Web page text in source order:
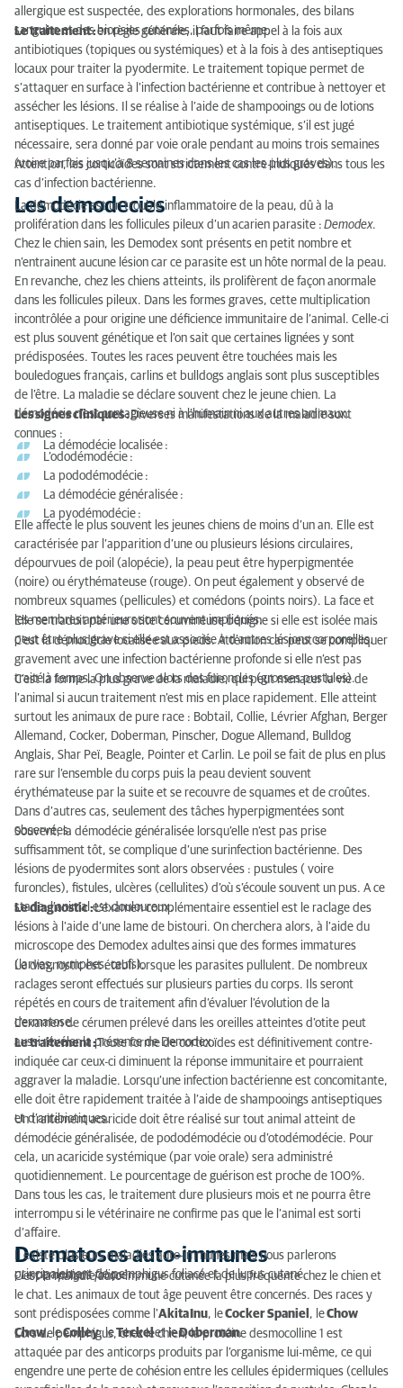
allergique est suspectée, des explorations hormonales, des bilans
sanguins et des biopsies cutanées, parfois même.
Le traitement :en règle générale, il faut faire appel à la fois aux
antibiotiques (topiques ou systémiques) et à la fois à des antiseptiques
locaux pour traiter la pyodermite. Le traitement topique permet de
s’attaquer en surface à l’infection bactérienne et contribue à nettoyer et
assécher les lésions. Il se réalise à l’aide de shampooings ou de lotions
antiseptiques. Le traitement antibiotique systémique, s’il est jugé
nécessaire, sera donné par voie orale pendant au moins trois semaines
(voire parfois jusqu’à 8 semaines dans les cas les plus graves).
Attention, les corticoïdes sont strictement contre-indiqués dans tous les
cas d’infection bactérienne.
Les demodecies
La démodécie est un trouble inflammatoire de la peau, dû à la
prolifération dans les follicules pileux d’un acarien parasite : Demodex.
Chez le chien sain, les Demodex sont présents en petit nombre et
n’entrainent aucune lésion car ce parasite est un hôte normal de la peau.
En revanche, chez les chiens atteints, ils prolifèrent de façon anormale
dans les follicules pileux. Dans les formes graves, cette multiplication
incontrôlée a pour origine une déficience immunitaire de l’animal. Celle-ci
est plus souvent génétique et l’on sait que certaines lignées y sont
prédisposées. Toutes les races peuvent être touchées mais les
bouledogues français, carlins et bulldogs anglais sont plus susceptibles
de l’être. La maladie se déclare souvent chez le jeune chien. La
démodécie n’est contagieuse ni à l’humain ni aux autres animaux.
Les signes cliniques :Diverses manifestations de la maladie sont
connues :
La démodécie localisée :
L’ododémodécie :
La pododémodécie :
La démodécie généralisée :
La pyodémodécie :
Elle affecte le plus souvent les jeunes chiens de moins d’un an. Elle est
caractérisée par l’apparition d’une ou plusieurs lésions circulaires,
dépourvues de poil (alopécie), la peau peut être hyperpigmentée
(noire) ou érythémateuse (rouge). On peut également y observé de
nombreux squames (pellicules) et comédons (points noirs). La face et
les membres antérieurs sont souvent impliqués.
Elle se traduit par une otite cérumineuse bénigne si elle est isolée mais
peut être plus grave si elle est associée à d’autres lésions corporelles.
C’est la démodécie localisée aux pieds. Attention car peut se compliquer
gravement avec une infection bactérienne profonde si elle n’est pas
traité à temps. On observe alors des furoncles (grosses pustules).
C’est la forme la plus grave de la maladie, qui peut menacer la vie de
l’animal si aucun traitement n’est mis en place rapidement. Elle atteint
surtout les animaux de pure race : Bobtail, Collie, Lévrier Afghan, Berger
Allemand, Cocker, Doberman, Pinscher, Dogue Allemand, Bulldog
Anglais, Shar Peï, Beagle, Pointer et Carlin. Le poil se fait de plus en plus
rare sur l’ensemble du corps puis la peau devient souvent
érythémateuse par la suite et se recouvre de squames et de croûtes.
Dans d’autres cas, seulement des tâches hyperpigmentées sont
observées.
Souvent, la démodécie généralisée lorsqu’elle n’est pas prise
suffisamment tôt, se complique d’une surinfection bactérienne. Des
lésions de pyodermites sont alors observées : pustules ( voire
furoncles), fistules, ulcères (cellulites) d’où s’écoule souvent un pus. A ce
stade, l’animal est douloureux.
Le diagnostic :L’examen complémentaire essentiel est le raclage des
lésions à l’aide d’une lame de bistouri. On cherchera alors, à l’aide du
microscope des Demodex adultesainsi que des formes immatures
(larves, nymphes, œufs).
Le diagnostic est établi lorsque les parasites pullulent. De nombreux
raclages seront effectués sur plusieurs parties du corps. Ils seront
répétés en cours de traitement afin d’évaluer l’évolution de la
dermatose.
L’examen de cérumen prélevé dans les oreilles atteintes d’otite peut
aussi révéler la présence de Demodex.
Le traitement :Toute forme de corticoïdes est définitivement contre-
indiquée car ceux-ci diminuent la réponse immunitaire et pourraient
aggraver la maladie. Lorsqu’une infection bactérienne est concomitante,
elle doit être rapidement traitée à l’aide de shampooings antiseptiques
et d’antibiotiques.
Un traitement acaricide doit être réalisé sur tout animal atteint de
démodécie généralisée, de pododémodécie ou d’otodémodécie. Pour
cela, un acaricide systémique (par voie orale) sera administré
quotidiennement. Le pourcentage de guérison est proche de 100%.
Dans tous les cas, le traitement dure plusieurs mois et ne pourra être
interrompu si le vétérinaire ne confirme pas que le l’animal est sorti
d’affaire.
Dermatoses auto-immunes
Il existe plusieurs maladies auto-immunes mais nous parlerons
principalement de pemphigus foliacé et de lupus cutané.
- Le pemphigus foliacé
C’est la maladie auto-immune cutanée la plus fréquente chez le chien et
le chat. Les animaux de tout âge peuvent être concernés. Des races y
sont prédisposées comme l'Akita Inu, leCocker Spaniel , leChow
Chow, leColley, leTeckelet leDoberman.
Lors de pemphigus, chez le chien, la protéine desmocolline 1 est
attaquée par des anticorps produits par l’organisme lui-même, ce qui
engendre une perte de cohésion entre les cellules épidermiques (cellules